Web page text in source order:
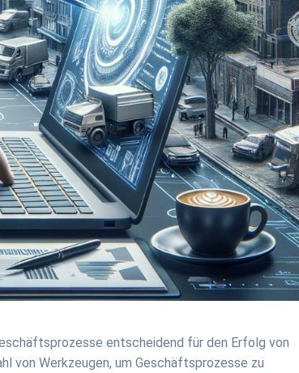
entscheidend für den Erfolg von
von Werkzeugen, um Geschäftsprozesse zu